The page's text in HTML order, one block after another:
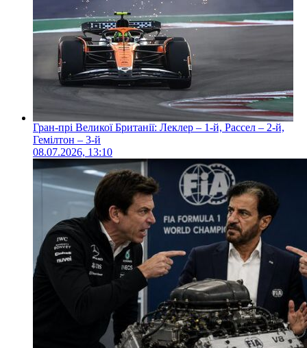
Гран-прі Великої Британії: Леклер – 1-й, Рассел – 2-й,
Гемілтон – 3-й
08.07.2026, 13:10